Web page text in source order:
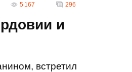
5 167 296
и
встретил